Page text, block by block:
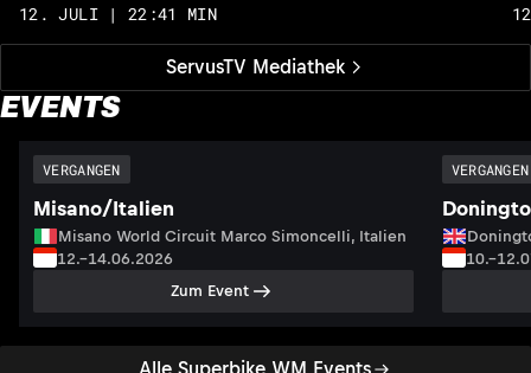
ServusTV Mediathek
12. JULI | 22:41 MIN
EVENTS
Alle Superbike WM Events
VERGANGEN
Misano/Italien
Misano World Circuit Marco Simoncelli, Italien
12.–14.06.2026
Zum Event
VERGANGEN